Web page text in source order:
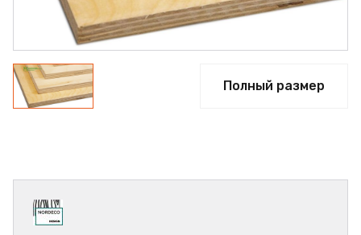
Полный размер